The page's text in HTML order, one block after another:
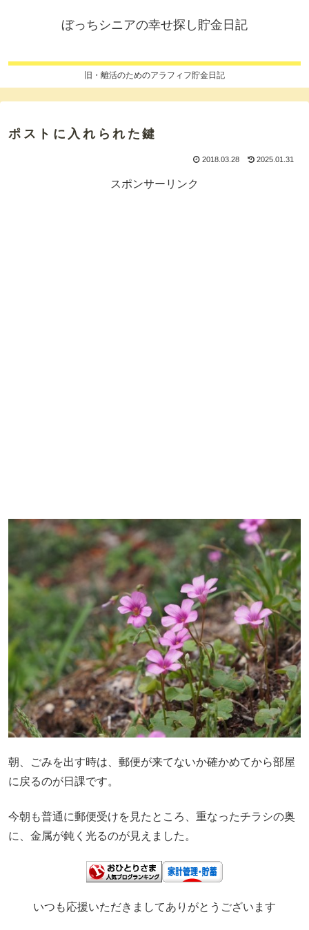
ぼっちシニアの幸せ探し貯金日記
旧・離活のためのアラフィフ貯金日記
ポストに入れられた鍵
2018.03.28 2025.01.31
スポンサーリンク
朝、ごみを出す時は、郵便が来てないか確かめてから部屋
に戻るのが日課です。
今朝も普通に郵便受けを見たところ、重なったチラシの奥
に、金属が鈍く光るのが見えました。
いつも応援いただきましてありがとうございます